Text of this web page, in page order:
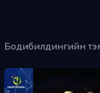
Бодибилдингийн